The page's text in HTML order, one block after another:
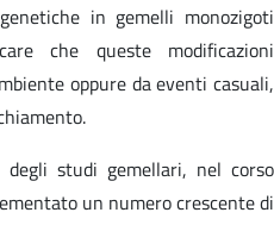
in gemelli monozigoti
che queste modificazioni
oppure da eventi casuali,
studi gemellari, nel corso
un numero crescente di